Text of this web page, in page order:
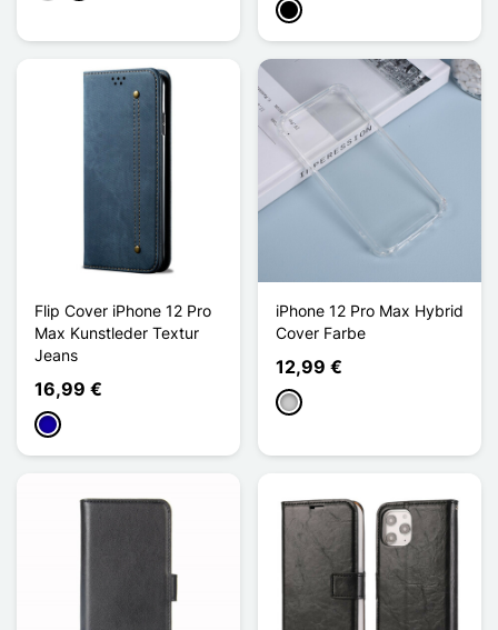
Schwarz
Flip Cover iPhone 12 Pro
Max Kunstleder Textur
Jeans
16,99 €
Dunkelblau
iPhone 12 Pro Max Hybrid
Cover Farbe
12,99 €
Transparent